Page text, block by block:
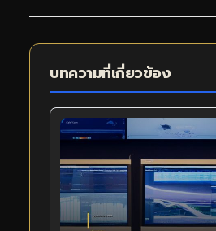
บทความที่เกี่ยวข้อง